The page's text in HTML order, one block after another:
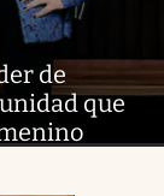
de
que